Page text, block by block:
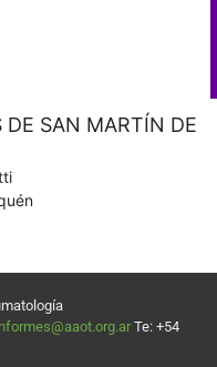
DE SAN MARTÍN DE
Te: +54